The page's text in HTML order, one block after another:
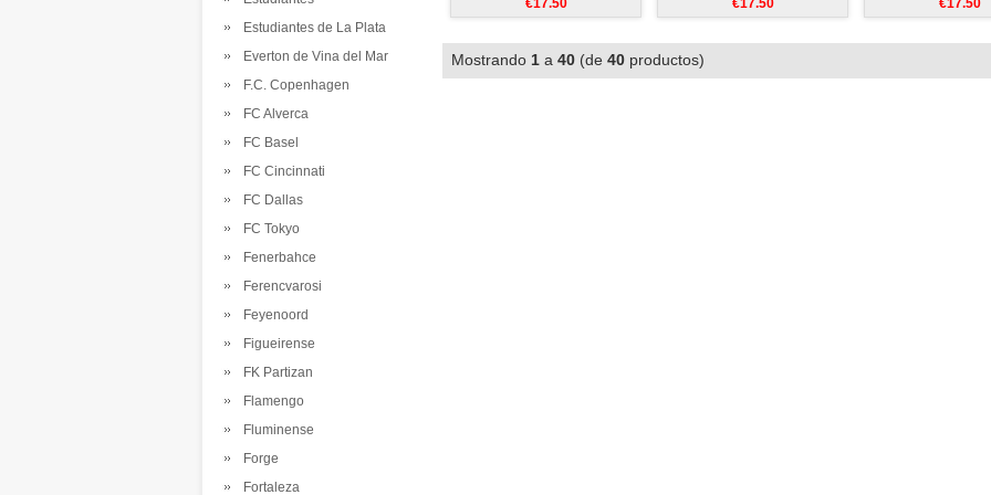
Estudiantes de La Plata
Everton de Vina del Mar
F.C. Copenhagen
FC Alverca
FC Basel
FC Cincinnati
FC Dallas
FC Tokyo
Fenerbahce
Ferencvarosi
Feyenoord
Figueirense
FK Partizan
Flamengo
Fluminense
Forge
Fortaleza
€17.50 €17.50 €17.50
Mostrando 1 a 40 (de 40 productos)